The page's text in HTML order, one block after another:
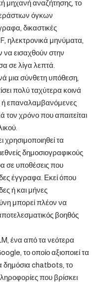
μηχανή αναζήτησης, το
όγκων
δικαστικές
ηλεκτρονικά μηνύματα,
εισαχθούν στην
σε λίγα λεπτά.
μια σύνθετη υπόθεση,
πολύ ταχύτερα κοινά
ή επαναλαμβανόμενες
τον χρόνο που απαιτείται
χρησιμοποιηθεί τα
δημοσιογραφικούς
σε υποθέσεις που
έγγραφα. Εκεί όπου
ή και μήνες
μπορεί πλέον να
βοηθός
ένα από τα νεότερα
το οποίο αξιοποιεί τα
δημόσια chatbots, το
που βρίσκει